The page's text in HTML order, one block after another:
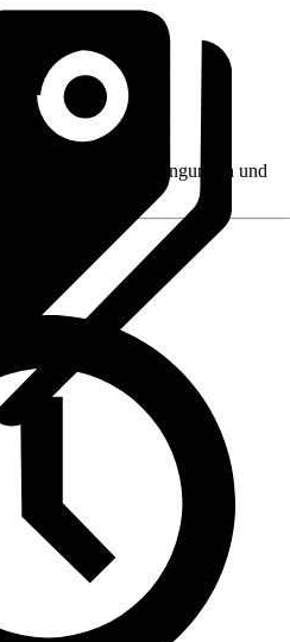
z. B. Rückgabebedingungen und
Verkäufernamen.